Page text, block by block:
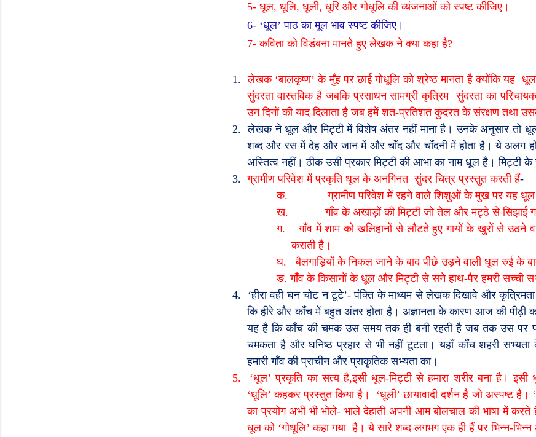
5- धूल, धूलि, धूली, धूरि और गोधूलि की व्यंजनाओं को स्पष्ट कीजिए।
6- ‘धूल’पाठ का मूल भाव स्पष्ट कीजिए।
7-कविता को विडंबना मानते हुए लेखक ने क्या कहा है?
1. लेखक ‘बालकृष्ण’के मुँह पर छाई गोधूलि को श्रेष्ठ मानता है क्योंकि यह धूल
सुंदरता वास्तविक है जबकि प्रसाधन सामग्री कृत्रिम सुंदरता का
उन दिनों की याद दिलाता है जब हमें शत-प्रतिशत कुदरत के संरक्षण तथा
2.
लेखक ने धूल और मिट्टी में विशेष अंतर नहीं माना है। उनके अनुसार तो
शब्द और रस में देह और जान में और चाँद और चाँदनी में होता है। ये अलग
अस्तित्व नहीं। ठीक उसी प्रकार मिट्टी की आभा का नाम धूल है। मिट्टी
3. ग्रामीण परिवेश में प्रकृति धूल के अनगिनत सुंदर चित्र प्रस्तुत करती हैं-
क.
ग्रामीण परिवेश में रहने वाले शिशुओं के मुख पर यह धूल
ख.
गाँव के अखाड़ों की मिट्टी जो तेल और मट्ठे से सिझाई
ग.
गाँव में शाम को खलिहानों से लौटते हुए गायों के खुरों से उठने
कराती है।
घ.
बैलगाड़ियों के निकल जाने के बाद पीछे उड़ने वाली धूल रुई के
ङ. गाँव के किसानों के धूल और मिट्टी से सने हाथ-पैर हमरी सच्ची
4.
‘हीरा वही घन चोट न टूटे’-पंक्ति के माध्यम से लेखक दिखावे और
कि हीरे और काँच में बहुत अंतर होता है। अज्ञानता के कारण आज की पीढ़ी
यह है कि काँच की चमक उस समय तक ही बनी रहती है जब तक उस पर
चमकता है और घनिष्ठ प्रहार से भी नहीं टूटता। यहाँ काँच शहरी सभ्यता
हमारी गाँव की प्राचीन और प्राकृतिक सभ्यता का।
5.
‘धूल’प्रकृति का सत्य है,इसी धूल-मिट्टी से हमारा शरीर बना है।
‘धूलि’कहकर प्रस्तुत किया है। ‘धूली’छायावादी दर्शन है जो अस्पष्ट है। ‘
का प्रयोग अभी भी भोले- भाले देहाती अपनी आम बोलचाल की भाषा में
धूल को ‘गोधूलि’कहा गया है। ये सारे शब्द लगभग एक ही हैं पर भिन्न-भिन्न